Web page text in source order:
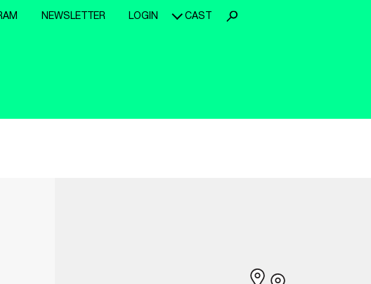
NEWSLETTER LOGIN CAST